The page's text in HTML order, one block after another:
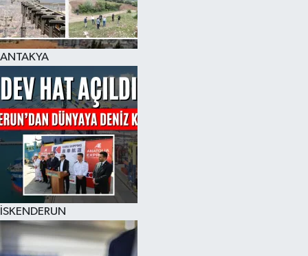
ANTAKYA
İSKENDERUN